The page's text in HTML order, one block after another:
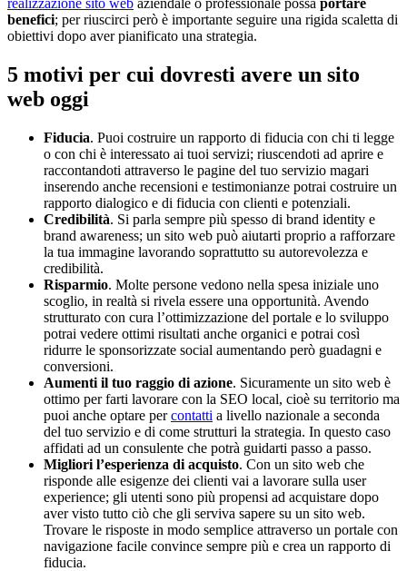
benefici; per riuscirci però è importante seguire una rigida scaletta di
obiettivi dopo aver pianificato una strategia.
5 motivi per cui dovresti avere un sito
web oggi
Fiducia. Puoi costruire un rapporto di fiducia con chi ti legge
o con chi è interessato ai tuoi servizi; riuscendoti ad aprire e
raccontandoti attraverso le pagine del tuo servizio magari
inserendo anche recensioni e testimonianze potrai costruire un
rapporto dialogico e di fiducia con clienti e potenziali.
Credibilità. Si parla sempre più spesso di brand identity e
brand awareness; un sito web può aiutarti proprio a rafforzare
la tua immagine lavorando soprattutto su autorevolezza e
credibilità.
Risparmio. Molte persone vedono nella spesa iniziale uno
scoglio, in realtà si rivela essere una opportunità. Avendo
strutturato con cura l’ottimizzazione del portale e lo sviluppo
potrai vedere ottimi risultati anche organici e potrai così
ridurre le sponsorizzate social aumentando però guadagni e
conversioni.
Aumenti il tuo raggio di azione. Sicuramente un sito web è
ottimo per farti lavorare con la SEO local, cioè su territorio ma
puoi anche optare percontatti a livello nazionale a seconda
del tuo servizio e di come strutturi la strategia. In questo caso
affidati ad un consulente che potrà guidarti passo a passo.
Migliori l’esperienza di acquisto. Con un sito web che
risponde alle esigenze dei clienti vai a lavorare sulla user
experience; gli utenti sono più propensi ad acquistare dopo
aver visto tutto ciò che gli serviva sapere su un sito web.
Trovare le risposte in modo semplice attraverso un portale con
navigazione facile convince sempre più e crea un rapporto di
fiducia.